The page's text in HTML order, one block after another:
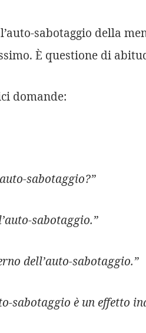
sabotaggio della
È questione di
domande:
sabotaggio?”
sabotaggio.”
dell’auto-sabotaggio.”
sabotaggio è un effetto